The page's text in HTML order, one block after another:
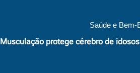
Saúde e Bem-
Musculação protege cérebro de